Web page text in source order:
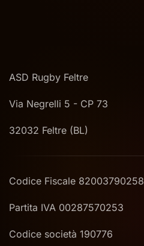
ASD Rugby Feltre
Via Negrelli 5 - CP 73
32032 Feltre (BL)
Codice Fiscale 82003790258
Partita IVA 00287570253
Codice società 190776